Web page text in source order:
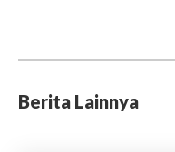
Berita Lainnya